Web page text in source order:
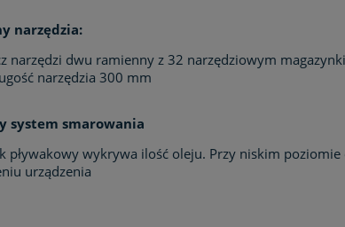
narzędzia:
narzędzi dwu ramienny z 32 narzędziowym
narzędzia 300 mm
system smarowania
pływakowy wykrywa ilość oleju. Przy niskim
urządzenia